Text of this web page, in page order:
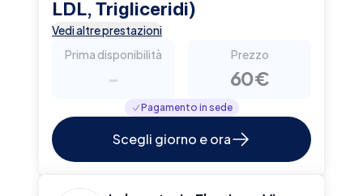
LDL, Trigliceridi)
Vedi altre prestazioni
Prima disponibilità
-
Prezzo
60€
Pagamento in sede
Scegli giorno e ora